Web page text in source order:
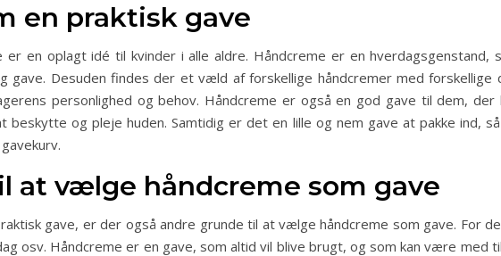
en praktisk gave
er en oplagt idé til kvinder i alle aldre. Håndcreme er en
Desuden findes der et væld af forskellige håndcremer med forskellige
personlighed og behov. Håndcreme er også en god gave til dem,
og pleje huden. Samtidig er det en lille og nem gave at pakke ind,
at vælge håndcreme som gave
gave, er der også andre grunde til at vælge håndcreme som gave. For
osv. Håndcreme er en gave, som altid vil blive brugt, og som kan være